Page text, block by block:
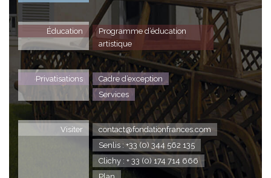
Éducation
Programme d’éducation
artistique
Privatisations
Cadre d’exception
Services
Visiter
contact@fondationfrances.com
Senlis : +33 (0) 344 562 135
Clichy : + 33 (0) 174 714 666